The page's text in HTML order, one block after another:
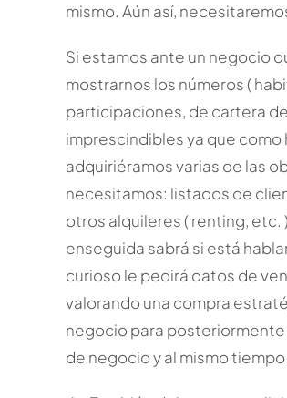
mismo. Aún así,
Si estamos ante un negocio
mostrarnos los números (
participaciones, de cartera
imprescindibles ya que
adquiriéramos varias de las
necesitamos: listados de
otros alquileres ( renting,
enseguida sabrá si está
curioso le pedirá datos de
valorando una compra
negocio para posteriormente
de negocio y al mismo